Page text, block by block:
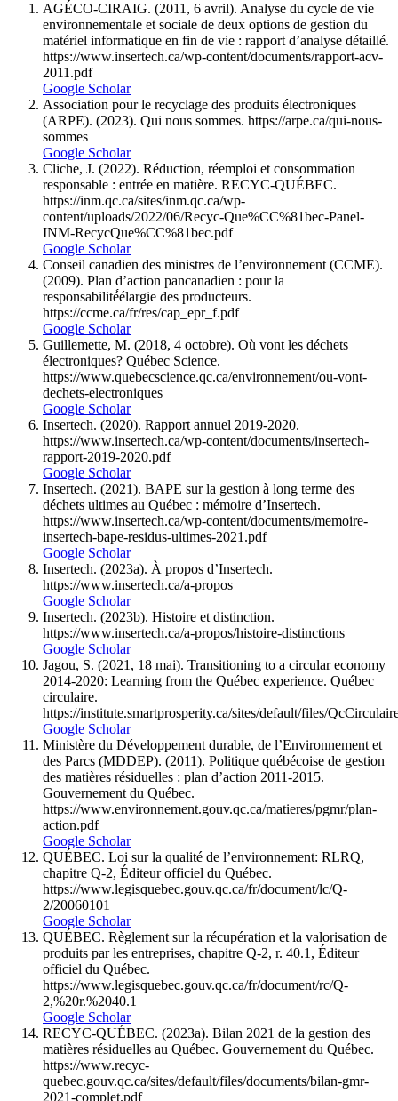
AGÉCO-CIRAIG. (2011, 6 avril). Analyse du cycle de vie
environnementale et sociale de deux options de gestion du
matériel informatique en fin de vie : rapport d’analyse détaillé.
https://www.insertech.ca/wp-content/documents/rapport-acv-
2011.pdf
Google Scholar
Association pour le recyclage des produits électroniques
(ARPE). (2023). Qui nous sommes. https://arpe.ca/qui-nous-
sommes
Google Scholar
Cliche, J. (2022). Réduction, réemploi et consommation
responsable : entrée en matière. RECYC-QUÉBEC.
https://inm.qc.ca/sites/inm.qc.ca/wp-
content/uploads/2022/06/Recyc-Que%CC%81bec-Panel-
INM-RecycQue%CC%81bec.pdf
Google Scholar
Conseil canadien des ministres de l’environnement (CCME).
(2009). Plan d’action pancanadien : pour la
responsabilité́élargie des producteurs.
https://ccme.ca/fr/res/cap_epr_f.pdf
Google Scholar
Guillemette, M. (2018, 4 octobre). Où vont les déchets
électroniques? Québec Science.
https://www.quebecscience.qc.ca/environnement/ou-vont-
dechets-electroniques
Google Scholar
Insertech. (2020). Rapport annuel 2019-2020.
https://www.insertech.ca/wp-content/documents/insertech-
rapport-2019-2020.pdf
Google Scholar
Insertech. (2021). BAPE sur la gestion à long terme des
déchets ultimes au Québec : mémoire d’Insertech.
https://www.insertech.ca/wp-content/documents/memoire-
insertech-bape-residus-ultimes-2021.pdf
Google Scholar
Insertech. (2023a). À propos d’Insertech.
https://www.insertech.ca/a-propos
Google Scholar
Insertech. (2023b). Histoire et distinction.
https://www.insertech.ca/a-propos/histoire-distinctions
Google Scholar
Jagou, S. (2021, 18 mai). Transitioning to a circular economy
2014-2020: Learning from the Québec experience. Québec
circulaire.
https://institute.smartprosperity.ca/sites/default/files/
Google Scholar
Ministère du Développement durable, de l’Environnement et
des Parcs (MDDEP). (2011). Politique québécoise de gestion
des matières résiduelles : plan d’action 2011-2015.
Gouvernement du Québec.
https://www.environnement.gouv.qc.ca/matieres/pgmr/plan-
action.pdf
Google Scholar
QUÉBEC. Loi sur la qualité de l’environnement: RLRQ,
chapitre Q‑2, Éditeur officiel du Québec.
https://www.legisquebec.gouv.qc.ca/fr/document/lc/Q-
2/20060101
Google Scholar
QUÉBEC. Règlement sur la récupération et la valorisation de
produits par les entreprises, chapitre Q‑2, r. 40.1, Éditeur
officiel du Québec.
https://www.legisquebec.gouv.qc.ca/fr/document/rc/Q-
2,%20r.%2040.1
Google Scholar
RECYC-QUÉBEC. (2023a). Bilan 2021 de la gestion des
matières résiduelles au Québec. Gouvernement du Québec.
https://www.recyc-
quebec.gouv.qc.ca/sites/default/files/documents/bilan-gmr-
2021-complet.pdf